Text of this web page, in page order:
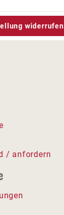
widerrufen
/ anfordern